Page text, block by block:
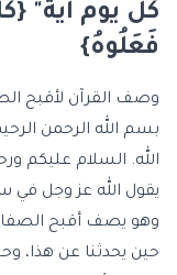
كل يوم آية"
فَعَلُوهُ}
وصف القرآن لأقبح
بسم الله الرحمن
الله. السلام عليكم
يقول الله عز وجل في
وهو يصف أقبح
حين يحدثنا عن هذا،